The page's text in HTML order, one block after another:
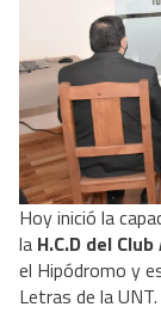
Hoy inició la
la H.C.D del
el Hipódromo y
Letras de la UNT.